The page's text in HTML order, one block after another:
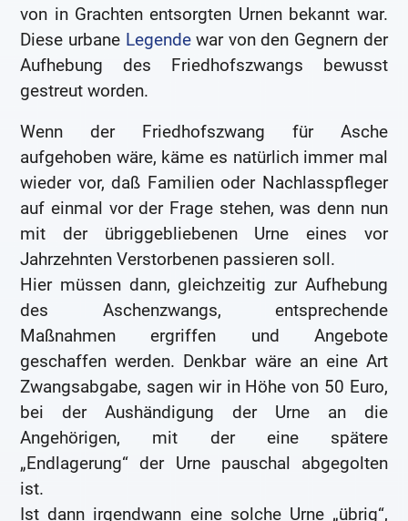
von in Grachten entsorgten Urnen bekannt war.
Diese urbane Legendewar von den Gegnern der
Aufhebung des Friedhofszwangs bewusst
gestreut worden.
Wenn der Friedhofszwang für Asche
aufgehoben wäre, käme es natürlich immer mal
wieder vor, daß Familien oder Nachlasspfleger
auf einmal vor der Frage stehen, was denn nun
mit der übriggebliebenen Urne eines vor
Jahrzehnten Verstorbenen passieren soll.
Hier müssen dann, gleichzeitig zur Aufhebung
des Aschenzwangs, entsprechende
Maßnahmen ergriffen und Angebote
geschaffen werden. Denkbar wäre an eine Art
Zwangsabgabe, sagen wir in Höhe von 50 Euro,
bei der Aushändigung der Urne an die
Angehörigen, mit der eine spätere
„Endlagerung“ der Urne pauschal abgegolten
ist.
Ist dann irgendwann eine solche Urne „übrig“,